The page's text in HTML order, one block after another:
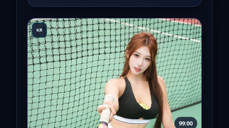
KR
99:00